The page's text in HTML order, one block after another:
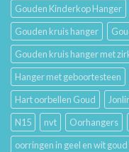
Gouden Kinderkop Hanger
Gouden kruis hanger
Gouden kruis hanger met
Hanger met geboortesteen
Hart oorbellen Goud
N15
nvt Oorhangers
oorringen in geel en wit